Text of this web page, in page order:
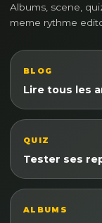
Albums, scene,
meme rythme
BLOG
Lire tous les
QUIZ
Tester ses
ALBUMS